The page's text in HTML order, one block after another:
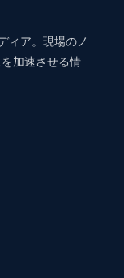
ィア。現場のノ
加速させる情